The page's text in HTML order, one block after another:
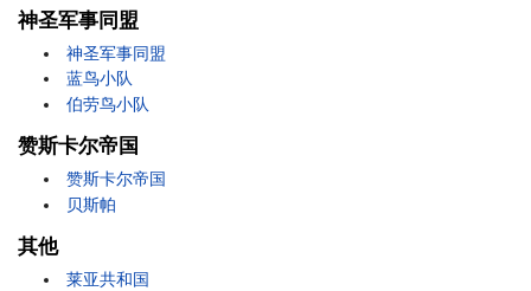
神圣军事同盟
神圣军事同盟
蓝鸟小队
伯劳鸟小队
赞斯卡尔帝国
赞斯卡尔帝国
贝斯帕
其他
莱亚共和国